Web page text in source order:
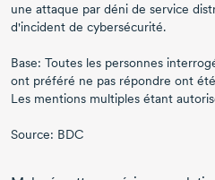
une attaque par déni de service
d'incident de cybersécurité.
Base: Toutes les personnes
ont préféré ne pas répondre ont
Les mentions multiples étant
Source: BDC